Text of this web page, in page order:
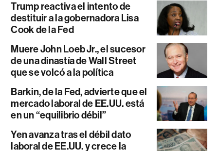
Trump reactiva el intento de
destituir a la gobernadora Lisa
Cook de la Fed
Muere John Loeb Jr., el sucesor
de una dinastía de Wall Street
que se volcó a la política
Barkin, de la Fed, advierte que el
mercado laboral de EE.UU. está
en un “equilibrio débil”
Yen avanza tras el débil dato
laboral de EE.UU. y crece la